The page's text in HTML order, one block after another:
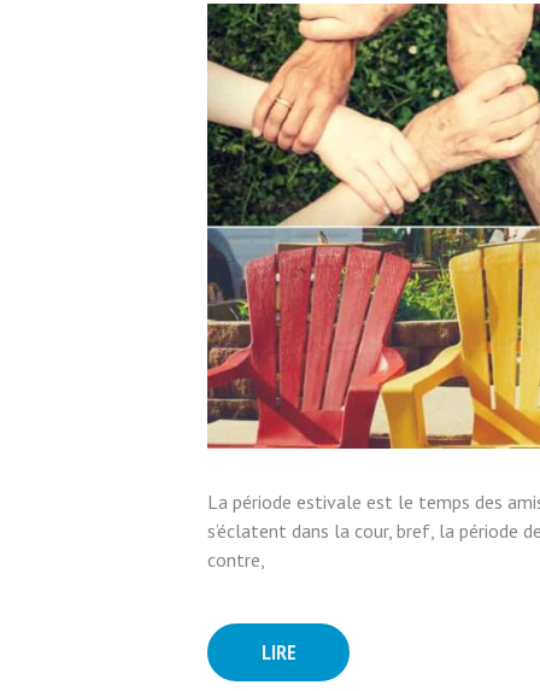
La période estivale est le temps des
s’éclatent dans la cour, bref, la période
contre,
LIRE